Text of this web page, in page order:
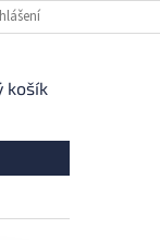
ZBOŽÍ
košík